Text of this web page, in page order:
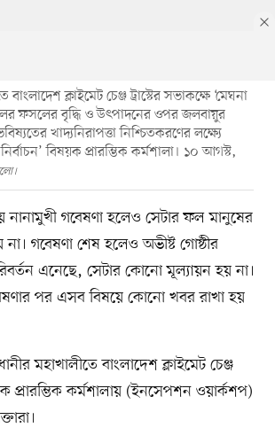
ক্লাইমেট চেঞ্জ ট্রাস্টের সভাকক্ষে ‘মেঘনা
ফসলের বৃদ্ধি ও উৎপাদনের ওপর জলবায়ুর
খাদ্যনিরাপত্তা নিশ্চিতকরণের লক্ষ্যে
বিষয়ক প্রারম্ভিক কর্মশালা। ১০ আগস্ট,
গবেষণা হলেও সেটার ফল মানুষের
গবেষণা শেষ হলেও অভীষ্ট গোষ্ঠীর
এনেছে, সেটার কোনো মূল্যায়ন হয় না।
পর এসব বিষয়ে কোনো খবর রাখা হয়
মহাখালীতে বাংলাদেশ ক্লাইমেট চেঞ্জ
প্রারম্ভিক কর্মশালায় (ইনসেপশন ওয়ার্কশপ)